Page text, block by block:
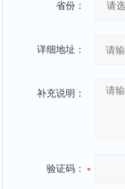
省份：
详细地址：
补充说明：
验证码：